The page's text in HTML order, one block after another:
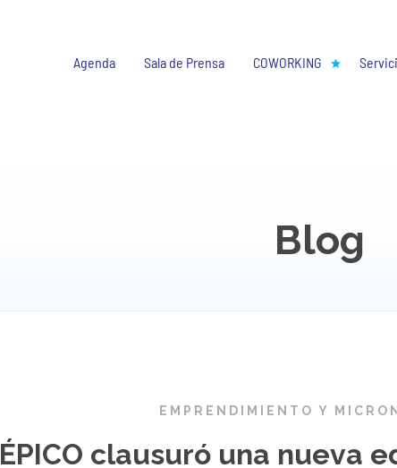
Agenda Sala de Prensa COWORKING
Blog
EMPRENDIMIENTO Y
ÉPICO clausuró una nueva